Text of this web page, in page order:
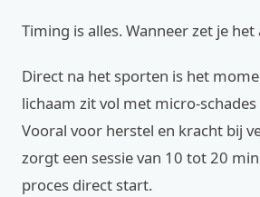
Timing is alles. Wanneer zet je het
Direct na het sporten is het
lichaam zit vol met micro-
Vooral voor herstel en kracht bij
zorgt een sessie van 10 tot 20
proces direct start.